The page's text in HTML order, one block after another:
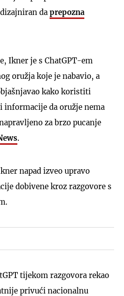
da prepozna
Ikner je s ChatGPT-em
oružja koje je nabavio, a
kako koristiti
da oružje nema
za brzo pucanje
.
napad izveo upravo
dobivene kroz razgovore s
tijekom razgovora rekao
privući nacionalnu